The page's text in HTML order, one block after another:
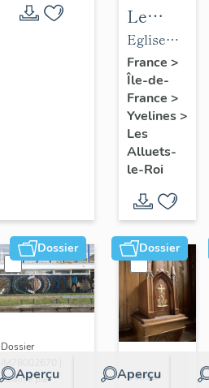
Le
mobilier
de
l'église
Saint-
Nicolas
Eglise
paroissiale
Saint-
Nicolas
France >
Île-de-
France >
Yvelines>
Les
Alluets-
le-Roi
Dossier
Aperçu
Dossier
IM78002670 |
Réalisé par
Dossier
Aperçu
Dossier